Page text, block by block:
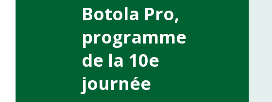
Botola Pro,
programme
de la 10e
journée